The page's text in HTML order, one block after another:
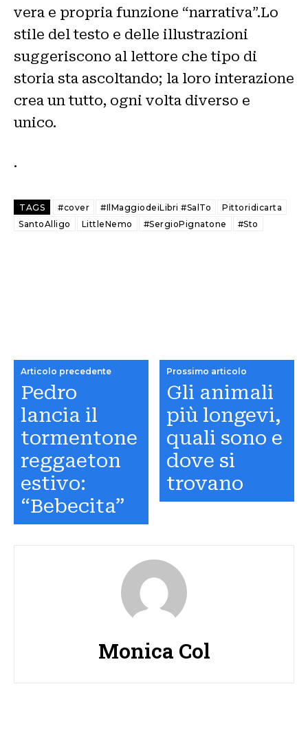
vera e propria funzione “narrativa”.Lo
stile del testo e delle illustrazioni
suggeriscono al lettore che tipo di
storia sta ascoltando; la loro interazione
crea un tutto, ogni volta diverso e
unico.
.
TAGS #cover #IlMaggiodeiLibri #SalTo
Pittoridicarta
SantoAlligo
LittleNemo #SergioPignatone #Sto
Articolo precedente
Pedro
lancia il
tormentone
reggaeton
estivo:
“Bebecita”
Prossimo articolo
Gli animali
più longevi,
quali sono e
dove si
trovano
Monica Col